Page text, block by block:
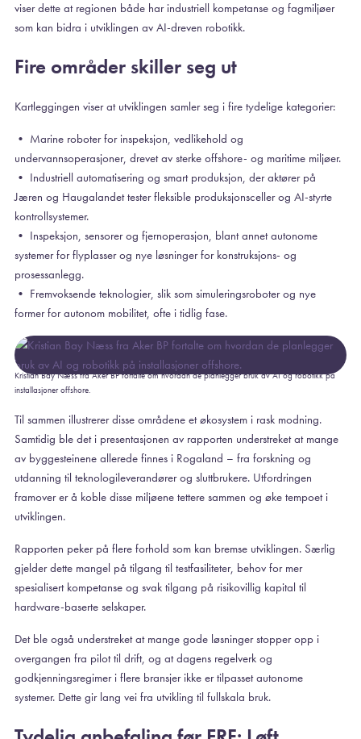
viser dette at regionen både har industriell kompetanse og fagmiljøer
som kan bidra i utviklingen av AI-dreven robotikk.
Fire områder skiller seg ut
Kartleggingen viser at utviklingen samler seg i fire tydelige kategorier:
• Marine roboter for inspeksjon, vedlikehold og
undervannsoperasjoner, drevet av sterke offshore- og maritime miljøer.
• Industriell automatisering og smart produksjon, der aktører på
Jæren og Haugalandet tester fleksible produksjonsceller og AI-styrte
kontrollsystemer.
• Inspeksjon, sensorer og fjernoperasjon, blant annet autonome
systemer for flyplasser og nye løsninger for konstruksjons- og
prosessanlegg.
• Fremvoksende teknologier, slik som simuleringsroboter og nye
former for autonom mobilitet, ofte i tidlig fase.
Kristian Bay Næss fra Aker BP fortalte om hvordan de planlegger bruk av AI og robotikk på
installasjoner offshore.
Til sammen illustrerer disse områdene et økosystem i rask modning.
Samtidig ble det i presentasjonen av rapporten understreket at mange
av byggesteinene allerede finnes i Rogaland – fra forskning og
utdanning til teknologileverandører og sluttbrukere. Utfordringen
framover er å koble disse miljøene tettere sammen og øke tempoet i
utviklingen.
Rapporten peker på flere forhold som kan bremse utviklingen. Særlig
gjelder dette mangel på tilgang til testfasiliteter, behov for mer
spesialisert kompetanse og svak tilgang på risikovillig kapital til
hardware-baserte selskaper.
Det ble også understreket at mange gode løsninger stopper opp i
overgangen fra pilot til drift, og at dagens regelverk og
godkjenningsregimer i flere bransjer ikke er tilpasset autonome
systemer. Dette gir lang vei fra utvikling til fullskala bruk.